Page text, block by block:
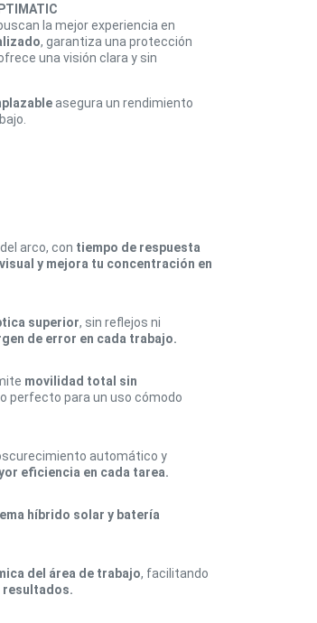
la mejor experiencia en
, garantiza una protección
una visión clara y sin
asegura un rendimiento
arco, con tiempo de respuesta
y mejora tu concentración en
superior, sin reflejos ni
de error en cada trabajo.
movilidad total sin
perfecto para un uso cómodo
automático y
eficiencia en cada tarea.
híbrido solar y batería
del área de trabajo, facilitando
resultados.